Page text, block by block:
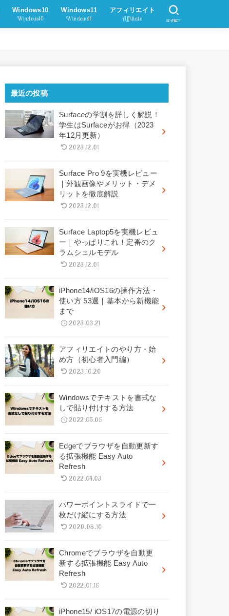
Windows10
Windows10
Windows11
Windows11
アフィリエイト
Affiliate SEARCH
最近の投稿
Surfaceの学割を詳しく解説！
学生はSurfaceがお得（2023
年12月更新）
2023.12.01
Surface Pro 9を実機レビュー
｜外観画像やメリット・デメ
リットを徹底解説
2023.12.01
Surface Laptop5を実機レビュ
ー｜やっぱりこれ！定番のク
ラムシェルモデル
2023.12.01
iPhone14/iOS16の操作方法・
使い方 53選｜基本から新機能
まで
2023.03.21
アフィリエイトのやり方・始
め方（初心者入門編）
2023.10.20
Windowsでテキストを書式な
しで貼り付けする方法
2022.05.06
Edgeでブラウザを自動更新す
る拡張機能 Easy Auto
Refresh
2022.04.03
パワーポイントスライドで一
枚だけ縦にする方法
2020.08.10
Chromeでブラウザを自動更
新する拡張機能 Easy Auto
Refresh
2022.01.16
iPhone15/ iOS17の電源の切り